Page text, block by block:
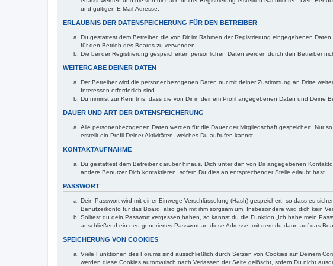
und gültigen E-Mail-Adresse.
ERLAUBNIS DER DATENSPEICHERUNG FÜR DEN BETREIBER
Du gestattest dem Betreiber, die von Dir im Rahmen der Registrierung eingegebenen
für den Betrieb des Boards zu verwenden.
Die bei der Registrierung gespeicherten persönlichen Daten werden durch den Betreiber
WEITERGABE DEINER DATEN
Der Betreiber wird die personenbezogenen Daten nur mit deiner Zustimmung an Dritte
Interessen erforderlich sind.
Du nimmst zur Kenntnis, dass die von Dir in deinem Profil angegebenen Daten und Deine
DAUER UND ART DER DATENSPEICHERUNG
Alle personenbezogenen Daten werden für die Dauer der Mitgliedschaft gespeichert. Nur
erstellt ein Profil Deiner Aktivitäten, welches Du aufrufen kannst.
KONTAKTAUFNAHME
Du gestattest dem Betreiber darüber hinaus, Dich unter den von Dir angegebenen
andere Benutzer Dich kontaktieren, sofern Du dies an entsprechender Stelle erlaubt hast.
PASSWORT
Dein Passwort wird mit einer Einwege-Verschlüsselung (Hash) gespeichert, so dass es
Benutzerkonto für das Board, also geh mit ihm sorgsam um. Insbesondere wird dich kein
Solltest du dein Passwort vergessen haben, so kannst du die Funktion „Ich habe mein
anschließend ein neu generiertes Passwort an diese Adresse, mit dem du dann auf das
SPEICHERUNG VON COOKIES
Viele Funktionen des Forums sind ausschließlich durch Setzen von Cookies auf Deinem
werden diese Cookies automatisch nach Verlassen der Seite gelöscht, sofern Du nicht